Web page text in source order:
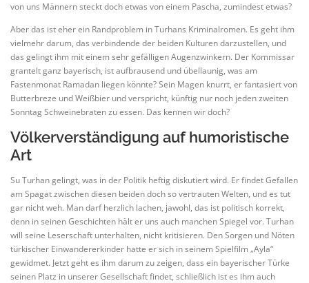
von uns Männern steckt doch etwas von einem Pascha, zumindest etwas?
Aber das ist eher ein Randproblem in Turhans Kriminalromen. Es geht ihm
vielmehr darum, das verbindende der beiden Kulturen darzustellen, und
das gelingt ihm mit einem sehr gefälligen Augenzwinkern. Der Kommissar
grantelt ganz bayerisch, ist aufbrausend und übellaunig, was am
Fastenmonat Ramadan liegen könnte? Sein Magen knurrt, er fantasiert von
Butterbreze und Weißbier und verspricht, künftig nur noch jeden zweiten
Sonntag Schweinebraten zu essen. Das kennen wir doch?
Völkerverständigung auf humoristische
Art
Su Turhan gelingt, was in der Politik heftig diskutiert wird. Er findet Gefallen
am Spagat zwischen diesen beiden doch so vertrauten Welten, und es tut
gar nicht weh. Man darf herzlich lachen, jawohl, das ist politisch korrekt,
denn in seinen Geschichten hält er uns auch manchen Spiegel vor. Turhan
will seine Leserschaft unterhalten, nicht kritisieren. Den Sorgen und Nöten
türkischer Einwandererkinder hatte er sich in seinem Spielfilm „Ayla“
gewidmet. Jetzt geht es ihm darum zu zeigen, dass ein bayerischer Türke
seinen Platz in unserer Gesellschaft findet, schließlich ist es ihm auch